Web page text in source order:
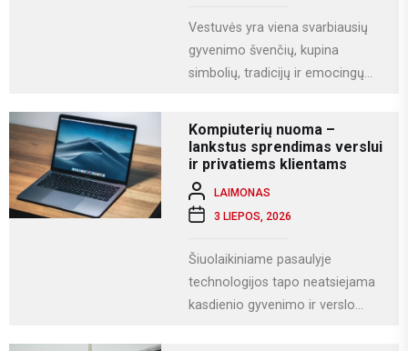
Vestuvės yra viena svarbiausių
gyvenimo švenčių, kupina
simbolių, tradicijų ir emocingų
vestuvių...
Kompiuterių nuoma –
lankstus sprendimas verslui
ir privatiems klientams
LAIMONAS
3 LIEPOS, 2026
Šiuolaikiniame pasaulyje
technologijos tapo neatsiejama
kasdienio gyvenimo ir verslo